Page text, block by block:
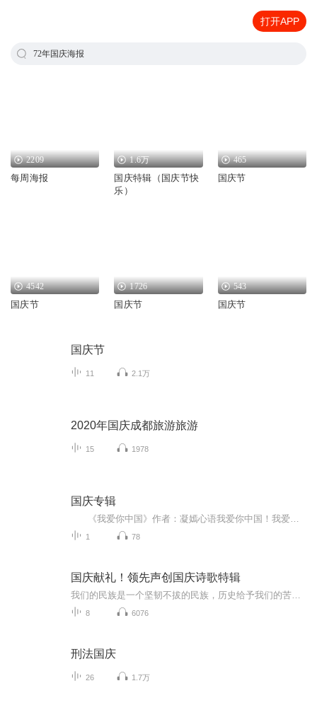
打开APP
72年国庆海报
2209
每周海报
1.6万
国庆特辑（国庆节快
乐）
465
国庆节
4542
国庆节
1726
国庆节
543
国庆节
国庆节
11 2.1万
2020年国庆成都旅游旅游
15 1978
国庆专辑
1 78
国庆献礼！领先声创国庆诗歌特辑
8 6076
刑法国庆
26 1.7万